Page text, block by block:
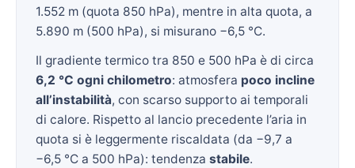
1.552 m (quota 850 hPa), mentre in alta quota, a
5.890 m (500 hPa), si misurano −6,5 °C.
Il gradiente termico tra 850 e 500 hPa è di circa
6,2 °C ogni chilometro: atmosfera poco incline
all’instabilità, con scarso supporto ai temporali
di calore. Rispetto al lancio precedente l’aria in
quota si è leggermente riscaldata (da −9,7 a
−6,5 °C a 500 hPa): tendenza stabile.